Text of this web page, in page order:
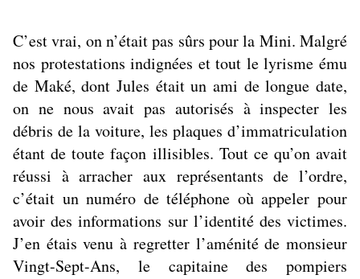
C’est vrai, on n’était pas sûrs pour la Mini. Malgré
nos protestations indignées et tout le lyrisme ému
de Maké, dont Jules était un ami de longue date,
on ne nous avait pas autorisés à inspecter les
débris de la voiture, les plaques d’immatriculation
étant de toute façon illisibles. Tout ce qu’on avait
réussi à arracher aux représentants de l’ordre,
c’était un numéro de téléphone où appeler pour
avoir des informations sur l’identité des victimes.
J’en étais venu à regretter l’aménité de monsieur
Vingt-Sept-Ans, le capitaine des pompiers